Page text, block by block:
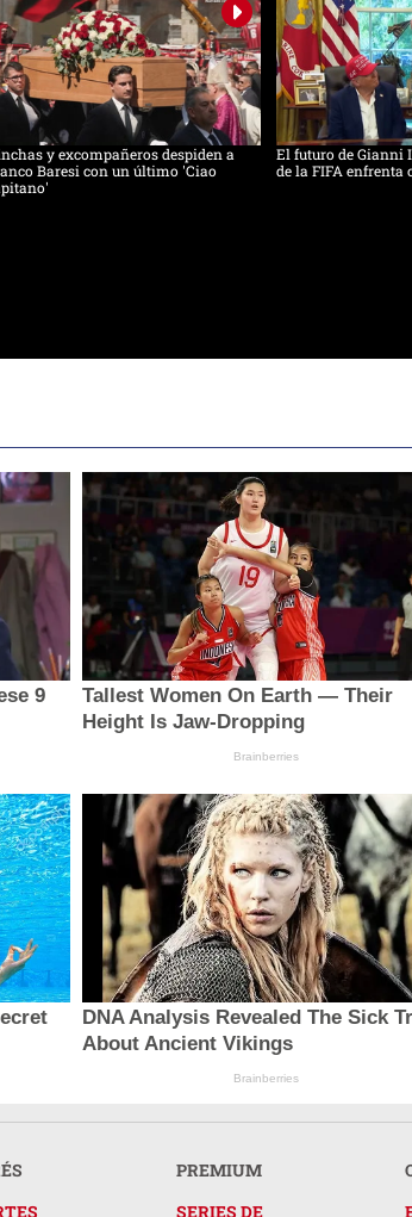
y excompañeros despiden a
Baresi con un último 'Ciao
El futuro de Gianni
de la FIFA enfrenta
9
Tallest Women On Earth — Their
Height Is Jaw-Dropping
Brainberries
DNA Analysis Revealed The Sick
About Ancient Vikings
Brainberries
PREMIUM
SERIES DE